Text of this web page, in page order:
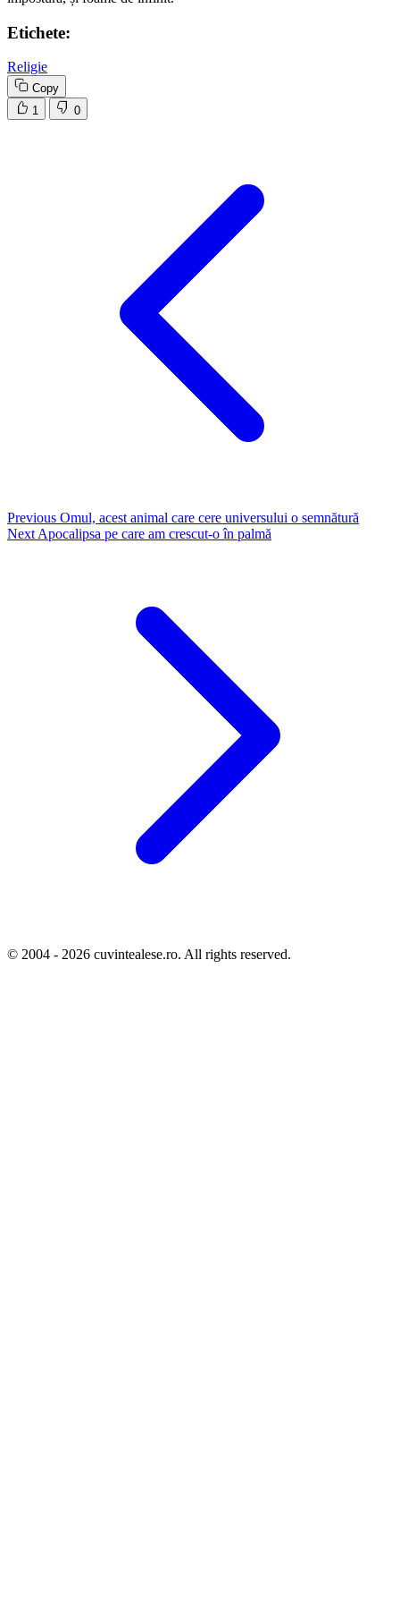
Etichete:
Religie
Copy
1
0
Previous Omul, acest animal care cere universului o semnătură
Next Apocalipsa pe care am crescut-o în palmă
© 2004 - 2026 cuvintealese.ro. All rights reserved.